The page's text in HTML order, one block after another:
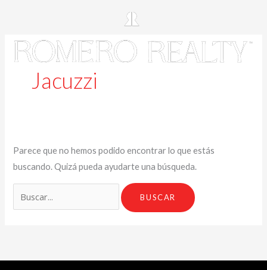
Jacuzzi
Parece que no hemos podido encontrar lo que estás
buscando. Quizá pueda ayudarte una búsqueda.